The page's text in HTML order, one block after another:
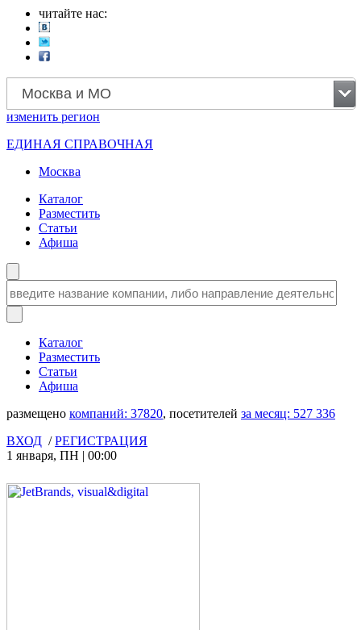
читайте нас:
Москва и МО
изменить регион
ЕДИНАЯ СПРАВОЧНАЯ
Москва
Каталог
Разместить
Статьи
Афиша
Каталог
Разместить
Статьи
Афиша
размещено компаний: 37820, посетителей за месяц: 527 336
ВХОД /РЕГИСТРАЦИЯ
1 января, ПН | 00:00